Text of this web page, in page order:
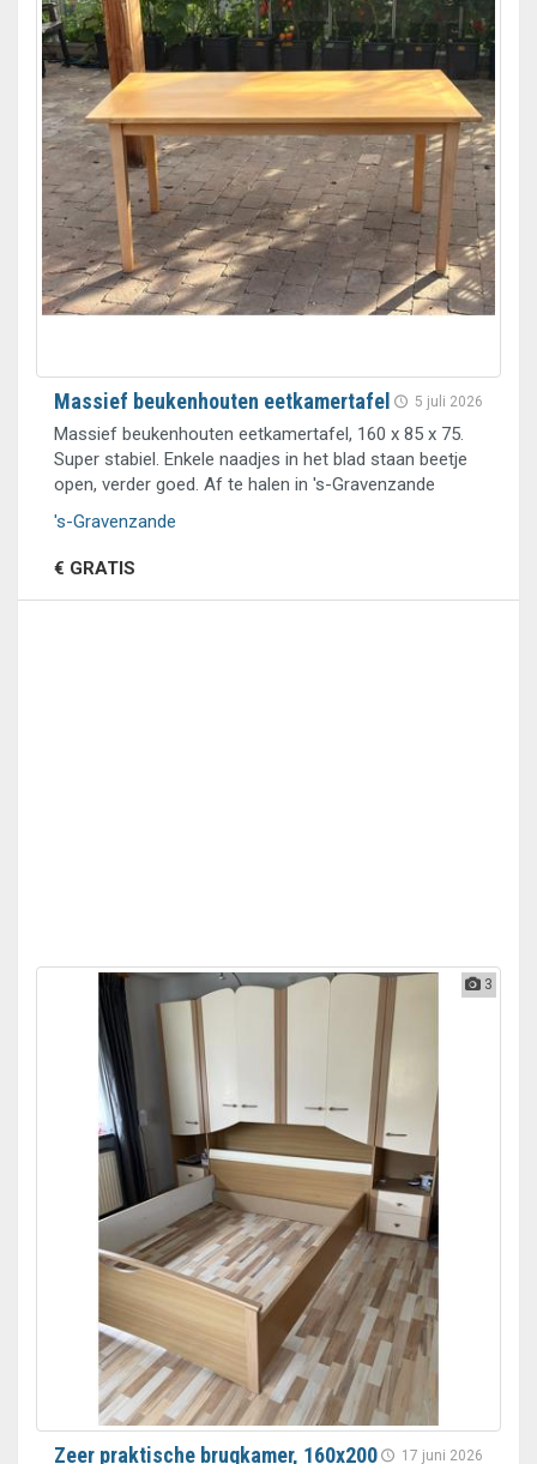
5 juli 2026
Massief beukenhouten eetkamertafel
Massief beukenhouten eetkamertafel, 160 x 85 x 75.
Super stabiel. Enkele naadjes in het blad staan beetje
open, verder goed. Af te halen in 's-Gravenzande
's-Gravenzande
€ GRATIS
3
17 juni 2026
Zeer praktische brugkamer, 160x200